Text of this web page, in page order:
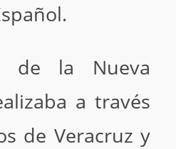
de la Nueva
a través
de Veracruz y